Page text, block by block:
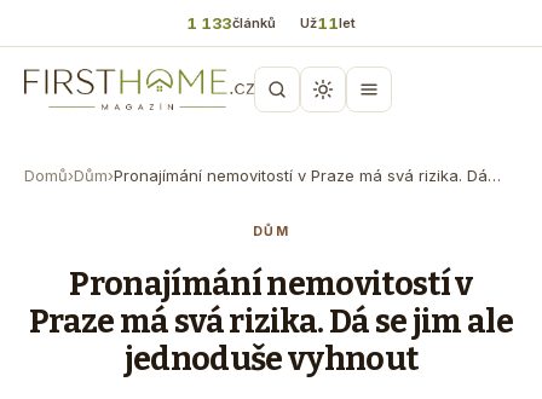
1 133článků Už11let
Domů›Dům›Pronajímání nemovitostí v Praze má svá rizika. Dá…
DŮM
Pronajímání nemovitostí v
Praze má svá rizika. Dá se jim ale
jednoduše vyhnout